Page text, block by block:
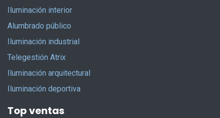
Iluminación interior
Alumbrado público
Iluminación industrial
Telegestión Atrix
Iluminación arquitectural
Iluminación deportiva
Top ventas